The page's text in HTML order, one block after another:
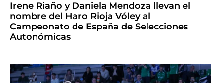
Irene Riaño y Daniela Mendoza llevan el
nombre del Haro Rioja Vóley al
Campeonato de España de Selecciones
Autonómicas